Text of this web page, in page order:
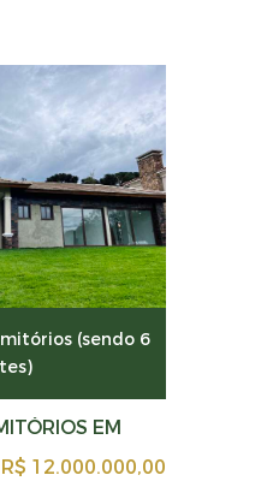
(sendo 6
EM
R$ 12.000.000,00